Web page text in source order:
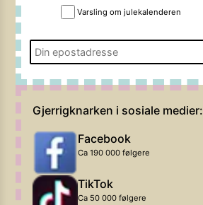
Varsling om julekalenderen
Gjerrigknarken i sosiale medier:
Facebook
Ca 190 000 følgere
TikTok
Ca 50 000 følgere